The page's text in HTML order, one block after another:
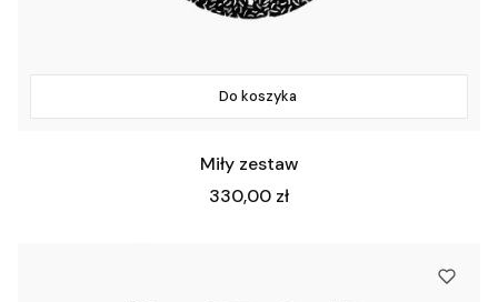
Do koszyka
Miły zestaw
Cena
330,00 zł